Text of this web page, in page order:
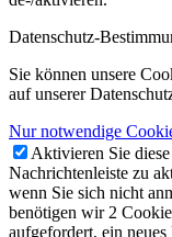
Datenschutz-
Sie können unsere
auf unserer
Nur notwendige
Aktivieren Sie
Nachrichtenleiste zu
wenn Sie sich nicht
benötigen wir 2
aufgefordert, ein